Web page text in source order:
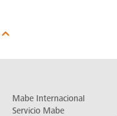
Mabe Internacional
Servicio Mabe